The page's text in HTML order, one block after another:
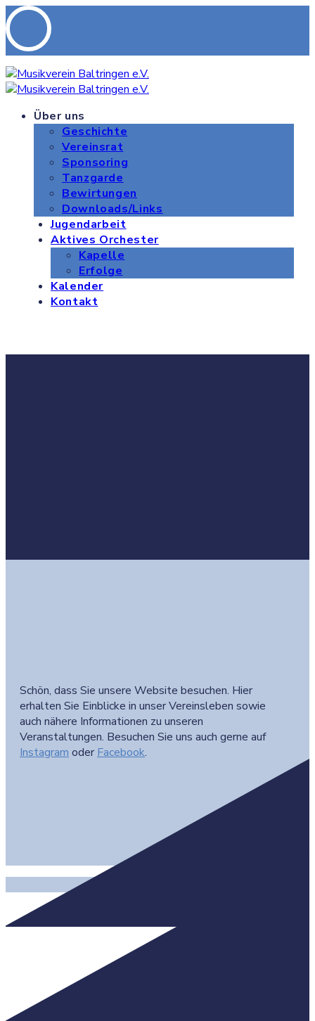
Über uns
Geschichte
Vereinsrat
Sponsoring
Tanzgarde
Bewirtungen
Downloads/Links
Jugendarbeit
Aktives Orchester
Kapelle
Erfolge
Kalender
Kontakt
Schön, dass Sie unsere Website besuchen. Hier
erhalten Sie Einblicke in unser Vereinsleben sowie
auch nähere Informationen zu unseren
Veranstaltungen. Besuchen Sie uns auch gerne auf
Instagram oder Facebook.